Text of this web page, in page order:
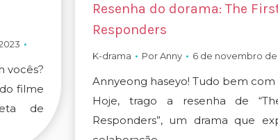
vocês?
filme
de
Resenha do dorama: The
Responders
K-drama PorAnny 6 de novembro de
Annyeong haseyo! Tudo bem com
Hoje, trago a resenha de
Responders”, um drama que